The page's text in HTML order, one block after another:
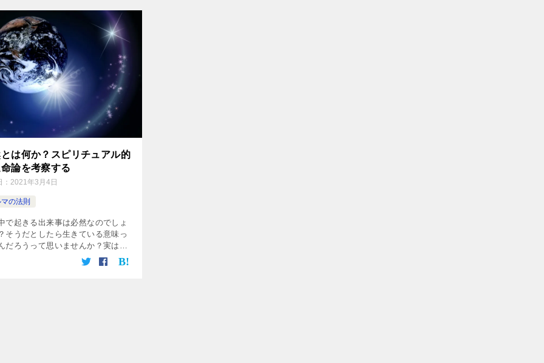
は何か？スピリチュアル的
論を考察する
2021年3月4日
の法則
で起きる出来事は必然なのでしょ
そうだとしたら生きている意味っ
だろうって思いませんか？実は現
学では「確実なことは予測できな
いう立場をとっています。この記